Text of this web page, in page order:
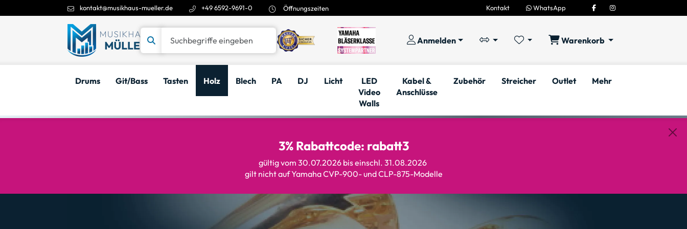
kontakt@musikhaus-mueller.de +49 6592-9691-0 Öffnungszeiten Kontakt WhatsApp
Anmelden Warenkorb
Drums Git/Bass Tasten Holz Blech PA DJ Licht
LED
Video
Walls
Kabel &
Anschlüsse
Zubehör Streicher Outlet Mehr
3% Rabattcode: rabatt3
gültig vom 30.07.2026 bis einschl. 31.08.2026
gilt nicht auf Yamaha CVP-900- und CLP-875-Modelle